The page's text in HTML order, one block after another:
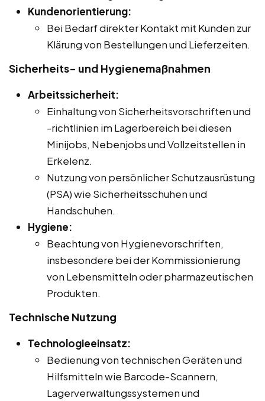
Kundenorientierung:
Bei Bedarf direkter Kontakt mit Kunden zur
Klärung von Bestellungen und Lieferzeiten.
Sicherheits- und Hygienemaßnahmen
Arbeitssicherheit:
Einhaltung von Sicherheitsvorschriften und
-richtlinien im Lagerbereich bei diesen
Minijobs, Nebenjobs und Vollzeitstellen in
Erkelenz.
Nutzung von persönlicher Schutzausrüstung
(PSA) wie Sicherheitsschuhen und
Handschuhen.
Hygiene:
Beachtung von Hygienevorschriften,
insbesondere bei der Kommissionierung
von Lebensmitteln oder pharmazeutischen
Produkten.
Technische Nutzung
Technologieeinsatz:
Bedienung von technischen Geräten und
Hilfsmitteln wie Barcode-Scannern,
Lagerverwaltungssystemen und